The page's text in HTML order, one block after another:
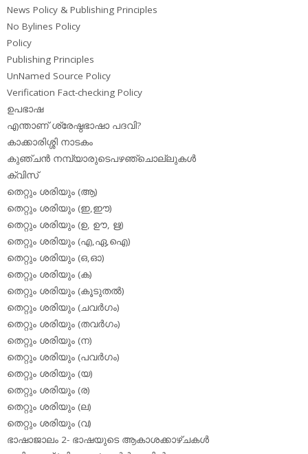
News Policy & Publishing Principles
No Bylines Policy
Policy
Publishing Principles
UnNamed Source Policy
Verification Fact-checking Policy
ഉപഭാഷ
എന്താണ് ശ്രേഷ്ഠഭാഷാ പദവി?
കാക്കാരിശ്ശി നാടകം
കുഞ്ചന്‍ നമ്പ്യാരുടെപഴഞ്ചൊല്ലുകള്‍
ക്വിസ്
തെറ്റും ശരിയും (ആ)
തെറ്റും ശരിയും (ഇ,ഈ)
തെറ്റും ശരിയും (ഉ, ഊ, ഋ)
തെറ്റും ശരിയും (എ,ഏ,ഐ)
തെറ്റും ശരിയും (ഒ,ഓ)
തെറ്റും ശരിയും (ക)
തെറ്റും ശരിയും (കൂടുതല്‍)
തെറ്റും ശരിയും (ചവര്‍ഗം)
തെറ്റും ശരിയും (തവര്‍ഗം)
തെറ്റും ശരിയും (ന)
തെറ്റും ശരിയും (പവര്‍ഗം)
തെറ്റും ശരിയും (യ)
തെറ്റും ശരിയും (ര)
തെറ്റും ശരിയും (ല)
തെറ്റും ശരിയും (വ)
ഭാഷാജാലം 2- ഭാഷയുടെ ആകാശക്കാഴ്ചകള്‍